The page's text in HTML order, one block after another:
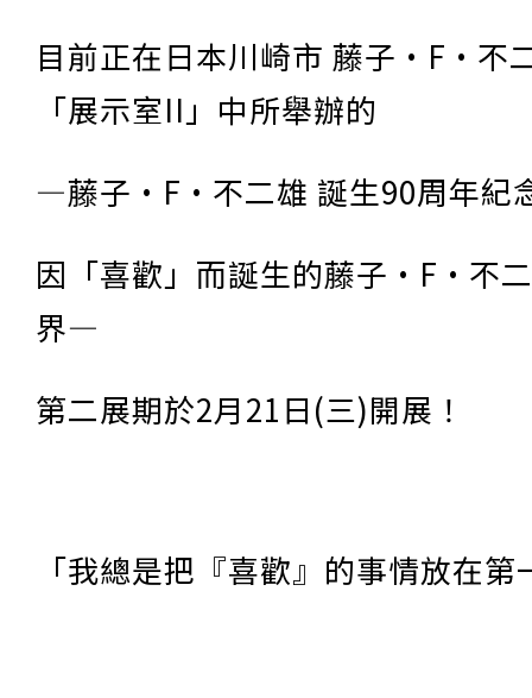
目前正在日本川崎市 藤子·F·不
「展示室II」中所舉辦的
—藤子·F·不二雄 誕生90周年紀
因「喜歡」而誕生的藤子·F·不
界—
第二展期於2月21日(三)開展！
「我總是把『喜歡』的事情放在第